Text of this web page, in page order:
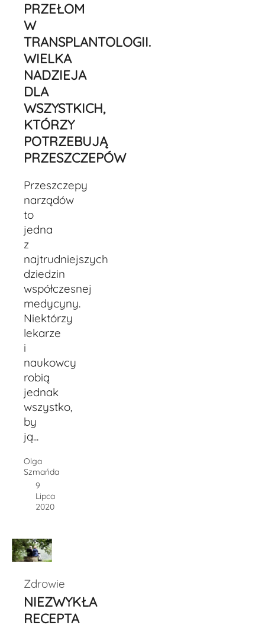
PRZEŁOM
W
TRANSPLANTOLOGII.
WIELKA
NADZIEJA
DLA
WSZYSTKICH,
KTÓRZY
POTRZEBUJĄ
PRZESZCZEPÓW
Przeszczepy
narządów
to
jedna
z
najtrudniejszych
dziedzin
współczesnej
medycyny.
Niektórzy
lekarze
i
naukowcy
robią
jednak
wszystko,
by
ją...
Olga
Szmańda
9
Lipca
2020
Zdrowie
NIEZWYKŁA
RECEPTA